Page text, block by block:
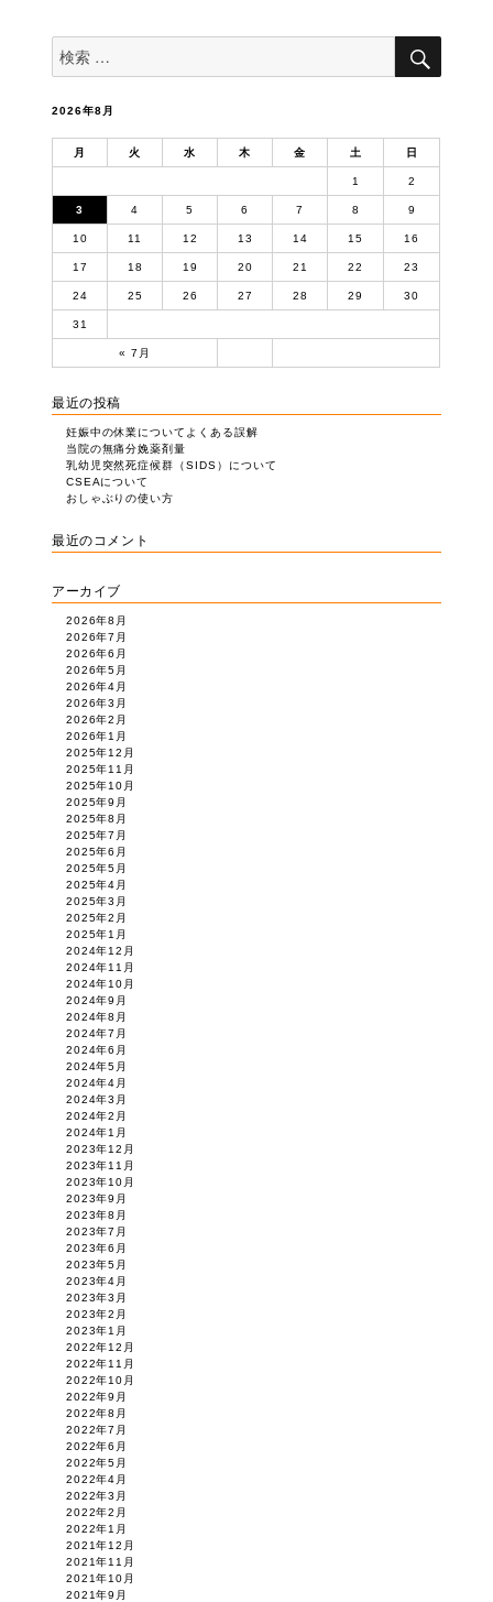
ゲ
ー
ョ
ン
索
対
検
2026年8月
月 火 水 木 金 土 日
« 7月
1 2
3 4 5 6 7 8 9
10 11 12 13 14 15 16
17 18 19 20 21 22 23
24 25 26 27 28 29 30
31
最近の投稿
妊娠中の休業についてよくある誤解
当院の無痛分娩薬剤量
乳幼児突然死症候群（SIDS）について
CSEAについて
おしゃぶりの使い方
最近のコメント
アーカイブ
2026年8月
2026年7月
2026年6月
2026年5月
2026年4月
2026年3月
2026年2月
2026年1月
2025年12月
2025年11月
2025年10月
2025年9月
2025年8月
2025年7月
2025年6月
2025年5月
2025年4月
2025年3月
2025年2月
2025年1月
2024年12月
2024年11月
2024年10月
2024年9月
2024年8月
2024年7月
2024年6月
2024年5月
2024年4月
2024年3月
2024年2月
2024年1月
2023年12月
2023年11月
2023年10月
2023年9月
2023年8月
2023年7月
2023年6月
2023年5月
2023年4月
2023年3月
2023年2月
2023年1月
2022年12月
2022年11月
2022年10月
2022年9月
2022年8月
2022年7月
2022年6月
2022年5月
2022年4月
2022年3月
2022年2月
2022年1月
2021年12月
2021年11月
2021年10月
2021年9月